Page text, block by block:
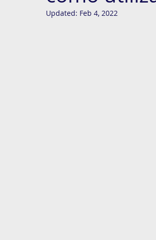
Updated: Feb 4, 2022